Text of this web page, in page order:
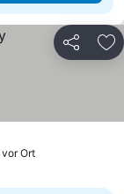
Teilen
OrtPreise sehen